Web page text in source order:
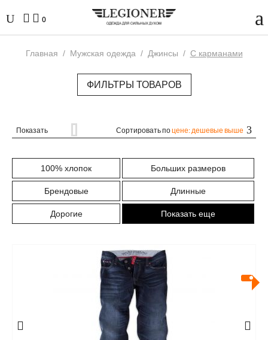
0
Главная / Мужская одежда / Джинсы / С карманами
ФИЛЬТРЫ ТОВАРОВ
Показать Сортировать поцене: дешевые выше
100% хлопок Больших размеров
Брендовые Длинные
Дорогие Показать еще